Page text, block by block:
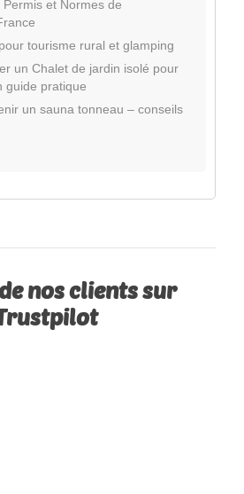
et Normes de
tourisme rural et glamping
un Chalet de jardin isolé pour
guide pratique
un sauna tonneau – conseils
nos clients sur